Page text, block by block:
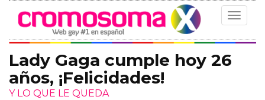
Toggle
Lady Gaga cumple hoy 26
años, ¡Felicidades!
Y LO QUE LE QUEDA